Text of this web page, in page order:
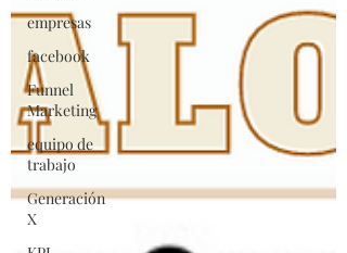
empresas
facebook
Funnel
Marketing
equipo de
trabajo
Generación
X